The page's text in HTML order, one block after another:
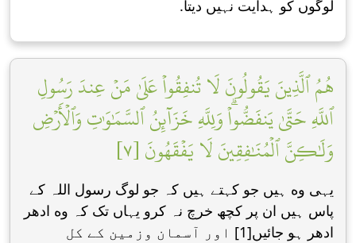
لوگوں کو ہدایت نہیں دیتا.
هُمُ ٱلَّذِينَ يَقُولُونَ لَا تُنفِقُواْ عَلَىٰ مَنۡ عِندَ رَسُولِ
ٱللَّهِ حَتَّىٰ يَنفَضُّواْۗ وَلِلَّهِ خَزَآئِنُ ٱلسَّمَٰوَٰتِ وَٱلۡأَرۡضِ
وَلَٰكِنَّ ٱلۡمُنَٰفِقِينَ لَا يَفۡقَهُونَ [٧]
یہی وه ہیں جو کہتے ہیں کہ جو لوگ رسول اللہ کے
پاس ہیں ان پر کچھ خرچ نہ کرو یہاں تک کہ وه ادھر
ادھر ہو جائیں[1] اور آسمان وزمین کے کل